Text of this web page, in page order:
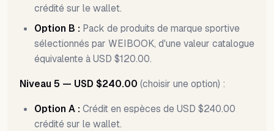
crédité sur le wallet.
Option B : Pack de produits de marque sportive
sélectionnés par WEIBOOK, d'une valeur catalogue
équivalente à USD $120.00.
Niveau 5 — USD $240.00 (choisir une option) :
Option A : Crédit en espèces de USD $240.00
crédité sur le wallet.